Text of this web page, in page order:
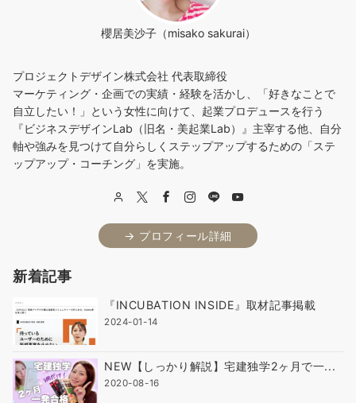
櫻居美沙子（misako sakurai）
プロジェクトデザイン株式会社 代表取締役
マーケティング・企画での実績・経験を活かし、「好きなことで
自立したい！」という女性に向けて、起業プロデュースを行う
『ビジネスデザインLab（旧名・美起業Lab）』主宰する他、自分
軸や強みを見つけて自分らしくステップアップするための「ステ
ップアップ・コーチング」を実施。
→ プロフィール詳細
新着記事
『INCUBATION INSIDE』取材記事掲載
2024-01-14
NEW【しっかり解説】宅建独学2ヶ月で一...
2020-08-16